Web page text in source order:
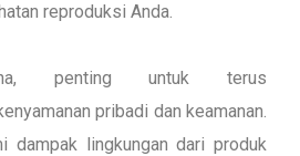
reproduksi Anda.
penting untuk terus
pribadi dan keamanan.
dampak lingkungan dari produk